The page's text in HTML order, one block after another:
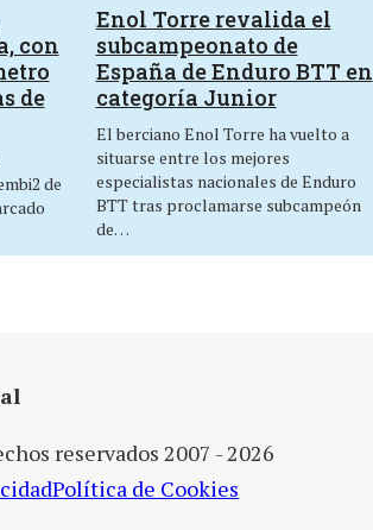
con
de
de
Enol Torre revalida el
subcampeonato de
España de Enduro BTT en
categoría Junior
El berciano Enol Torre ha vuelto a
situarse entre los mejores
especialistas nacionales de Enduro
BTT tras proclamarse subcampeón
de…
reservados 2007 - 2026
Política de Cookies